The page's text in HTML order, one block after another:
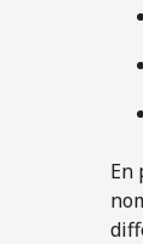
En